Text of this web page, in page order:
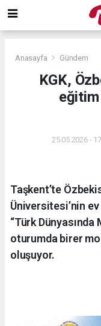
Anasayfa Gündem
KGK,
25.05.2026 -
Taşkent’te
Üniversitesi’nin
“Türk
oturumda birer
oluşuyor.